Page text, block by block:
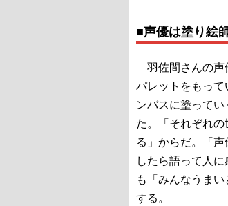
■声優は塗り絵
羽佐間さんの声
パレットをもっ
ンバスに塗って
た。「それぞれ
る」からだ。「
したら語って人
も「みんなうま
する。